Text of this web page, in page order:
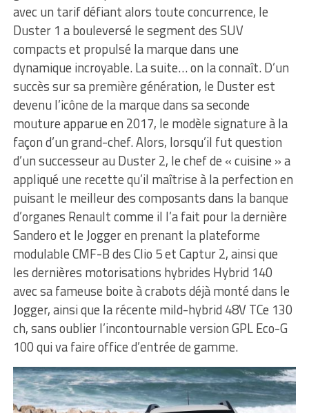
avec un tarif défiant alors toute concurrence, le
Duster 1 a bouleversé le segment des SUV
compacts et propulsé la marque dans une
dynamique incroyable. La suite… on la connaît. D’un
succès sur sa première génération, le Duster est
devenu l’icône de la marque dans sa seconde
mouture apparue en 2017, le modèle signature à la
façon d’un grand-chef. Alors, lorsqu’il fut question
d’un successeur au Duster 2, le chef de « cuisine » a
appliqué une recette qu’il maîtrise à la perfection en
puisant le meilleur des composants dans la banque
d’organes Renault comme il l’a fait pour la dernière
Sandero et le Jogger en prenant la plateforme
modulable CMF-B des Clio 5 et Captur 2, ainsi que
les dernières motorisations hybrides Hybrid 140
avec sa fameuse boite à crabots déjà monté dans le
Jogger, ainsi que la récente mild-hybrid 48V TCe 130
ch, sans oublier l’incontournable version GPL Eco-G
100 qui va faire office d’entrée de gamme.